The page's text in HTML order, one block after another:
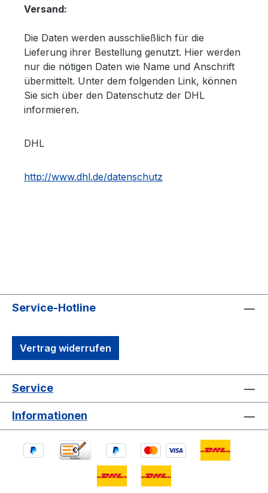
Versand:
Die Daten werden ausschließlich für die
Lieferung ihrer Bestellung genutzt. Hier werden
nur die nötigen Daten wie Name und Anschrift
übermittelt. Unter dem folgenden Link, können
Sie sich über den Datenschutz der DHL
informieren.
DHL
http://www.dhl.de/datenschutz
Service-Hotline
Vertrag widerrufen
Service
Informationen